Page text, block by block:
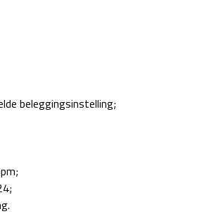
beleggingsinstelling;